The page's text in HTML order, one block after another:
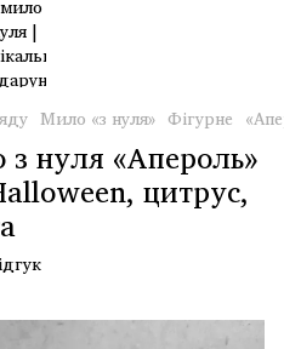
Мило «з нуля» Фігурне
нуля «Апероль»
цитрус,